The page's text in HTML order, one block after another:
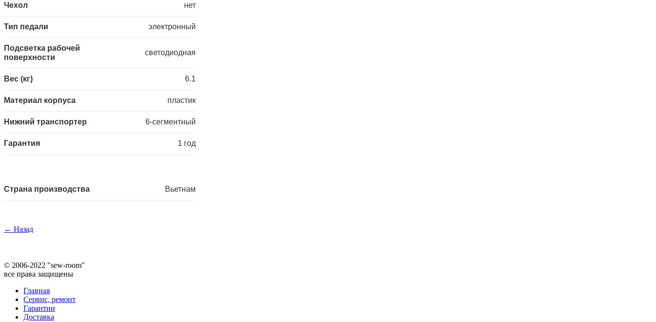
Чехол нет
Тип педали электронный
Подсветка рабочей
поверхности
светодиодная
Вес (кг) 6.1
Материал корпуса пластик
Нижний транспортер 6-сегментный
Гарантия 1 год
Страна производства Вьетнам
← Назад
© 2006-2022 "sew-room"
все права защищены
Главная
Сервис, ремонт
Гарантии
Доставка